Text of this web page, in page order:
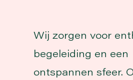
Wij zorgen voor
begeleiding en een
ontspannen sfeer.